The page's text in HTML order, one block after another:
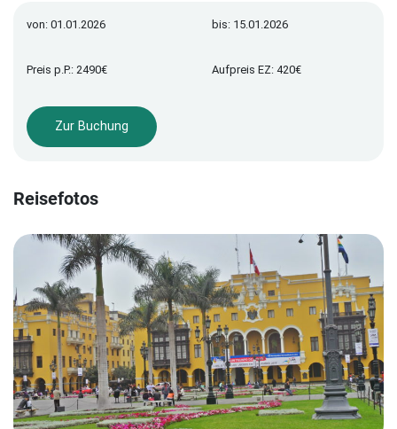
von: 01.01.2026 bis: 15.01.2026
Preis p.P.: 2490€ Aufpreis EZ: 420€
Zur Buchung
Reisefotos